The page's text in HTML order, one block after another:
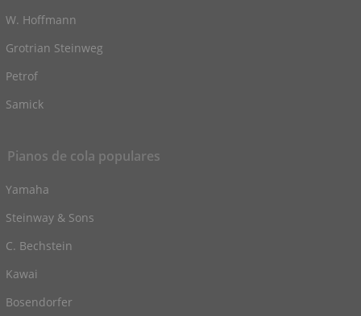
W. Hoffmann
Grotrian Steinweg
Petrof
Samick
Pianos de cola populares
Yamaha
Steinway & Sons
C. Bechstein
Kawai
Bosendorfer